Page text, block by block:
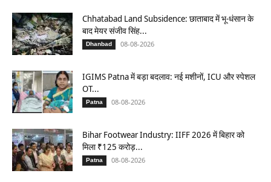
Chhatabad Land Subsidence: छाताबाद में भू-धंसान के
बाद मेयर संजीव सिंह...
Dhanbad 08-08-2026
IGIMS Patna में बड़ा बदलाव: नई मशीनों, ICU और स्पेशल
OT...
Patna 08-08-2026
Bihar Footwear Industry: IIFF 2026 में बिहार को
मिला ₹125 करोड़...
Patna 08-08-2026